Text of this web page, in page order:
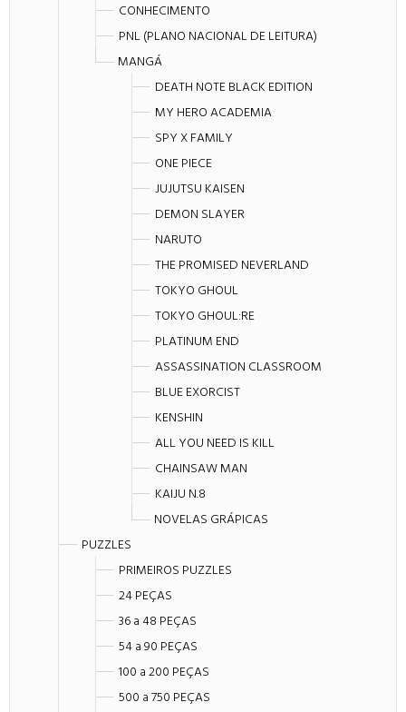
CONHECIMENTO
PNL (PLANO NACIONAL DE LEITURA)
MANGÁ
DEATH NOTE BLACK EDITION
MY HERO ACADEMIA
SPY X FAMILY
ONE PIECE
JUJUTSU KAISEN
DEMON SLAYER
NARUTO
THE PROMISED NEVERLAND
TOKYO GHOUL
TOKYO GHOUL:RE
PLATINUM END
ASSASSINATION CLASSROOM
BLUE EXORCIST
KENSHIN
ALL YOU NEED IS KILL
CHAINSAW MAN
KAIJU N.8
NOVELAS GRÁPICAS
PUZZLES
PRIMEIROS PUZZLES
24 PEÇAS
36 a 48 PEÇAS
54 a 90 PEÇAS
100 a 200 PEÇAS
500 a 750 PEÇAS